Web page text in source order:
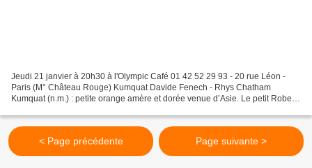
Jeudi 21 janvier à 20h30 à l'Olympic Café 01 42 52 29 93 - 20 rue Léon -
Paris (M° Château Rouge) Kumquat Davide Fenech - Rhys Chatham
Kumquat (n.m.) : petite orange amère et dorée venue d’Asie. Le petit Robert
< Page précédente Page suivante >